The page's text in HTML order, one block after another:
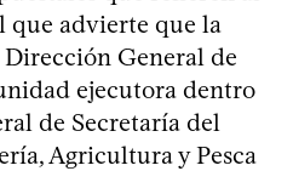
que advierte que la
General de
ejecutora dentro
de Secretaría del
Agricultura y Pesca